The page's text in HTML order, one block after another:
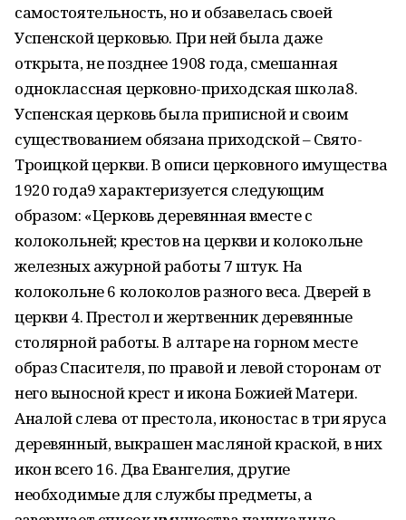
самостоятельность, но и обзавелась своей
Успенской церковью. При ней была даже
открыта, не позднее 1908 года, смешанная
одноклассная церковно-приходская школа8.
Успенская церковь была приписной и своим
существованием обязана приходской – Свято-
Троицкой церкви. В описи церковного имущества
1920 года9 характеризуется следующим
образом: «Церковь деревянная вместе с
колокольней; крестов на церкви и колокольне
железных ажурной работы 7 штук. На
колокольне 6 колоколов разного веса. Дверей в
церкви 4. Престол и жертвенник деревянные
столярной работы. В алтаре на горном месте
образ Спасителя, по правой и левой сторонам от
него выносной крест и икона Божией Матери.
Аналой слева от престола, иконостас в три яруса
деревянный, выкрашен масляной краской, в них
икон всего 16. Два Евангелия, другие
необходимые для службы предметы, а